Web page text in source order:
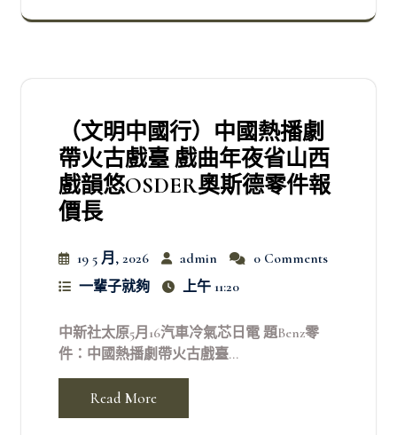
（文明中國行）中國熱播劇
帶火古戲臺 戲曲年夜省山西
戲韻悠OSDER奧斯德零件報
價長
19 5 月, 2026 admin
0 Comments
一輩子就夠
上午 11:20
中新社太原5月16汽車冷氣芯日電 題Benz零
件：中國熱播劇帶火古戲臺...
Read More